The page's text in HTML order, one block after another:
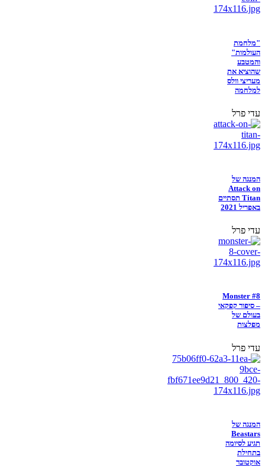
"מלחמת
העולמות"
והמטבע
שהוציא את
מעריצי וולס
למלחמה
עדי פרל
המנגה של
Attack on
Titan תסתיים
באפריל 2021
עדי פרל
Monster #8
– סיפור קפקאי
בעולם של
מפלצות
עדי פרל
המנגה של
Beastars
תגיע לסיומה
בתחילת
אוקטובר